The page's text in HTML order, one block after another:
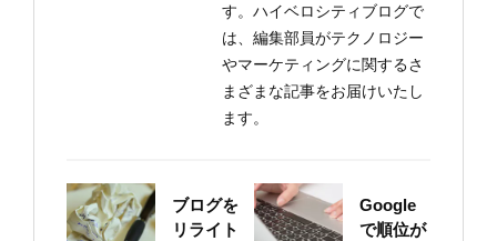
す。ハイベロシティブログで
は、編集部員がテクノロジー
やマーケティングに関するさ
まざまな記事をお届けいたし
ます。
ブログを
リライト
Google
で順位が